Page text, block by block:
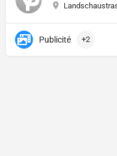
Publicité +2